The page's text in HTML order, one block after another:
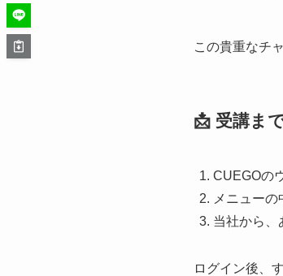
この貴重なチ
📩 受講ま
CUEGOの
メニュー
当社から、
ログイン後、